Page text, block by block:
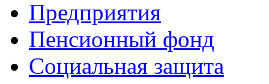
Предприятия
Пенсионный фонд
Социальная защита